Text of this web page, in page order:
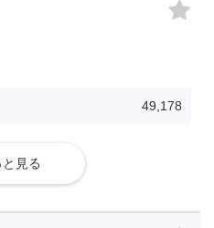
49,178
と見る